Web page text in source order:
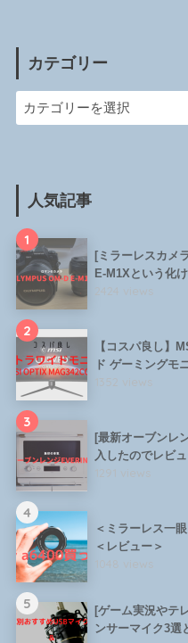
カテゴリー
人気記事
1
[ミラーレスカ
E-M1Xという化け
2424 views
2
【コスパ良し】
ド ゲーミングモ
1352 views
3
[最新オーブンレ
入したのでレビュ
1291 views
4
＜ミラーレス一
＜レビュー＞
1048 views
5
[ゲーム実況やテ
ンサーマイク3